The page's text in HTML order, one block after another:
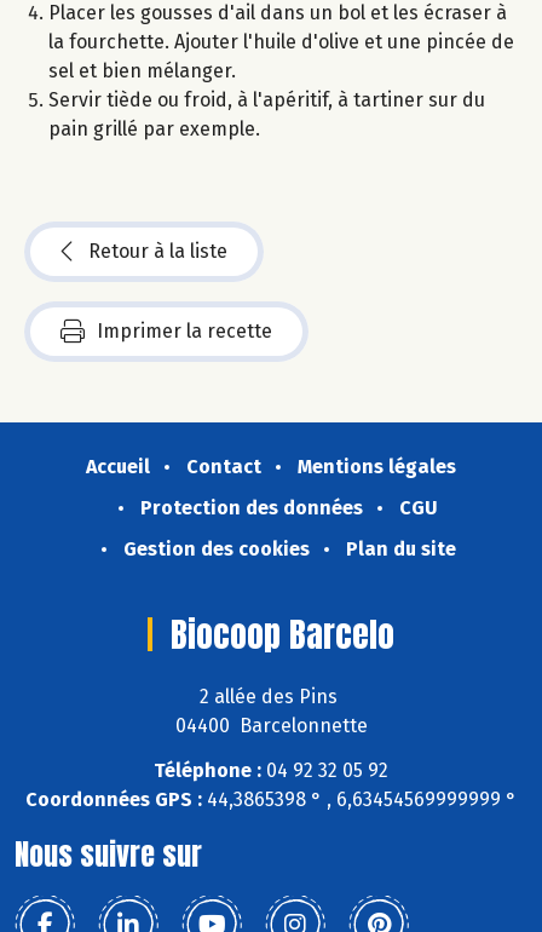
Placer les gousses d'ail dans un bol et les écraser à
la fourchette. Ajouter l'huile d'olive et une pincée de
sel et bien mélanger.
Servir tiède ou froid, à l'apéritif, à tartiner sur du
pain grillé par exemple.
Retour à la liste
Imprimer la recette
Accueil Contact
Mentions légales
Protection des données
CGU
Gestion des cookies
Plan du site
Biocoop Barcelo
2 allée des Pins
04400 Barcelonnette
Téléphone : 04 92 32 05 92
Coordonnées GPS : 44,3865398 ° , 6,63454569999999 °
Nous suivre sur